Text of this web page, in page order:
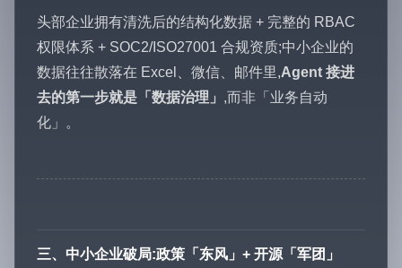
头部企业拥有清洗后的结构化数据 + 完整的 RBAC
权限体系 + SOC2/ISO27001 合规资质;中小企业的
数据往往散落在 Excel、微信、邮件里,Agent 接进
去的第一步就是「数据治理」 ,而非「业务自动
化」。
三、中小企业破局:政策「东风」+ 开源「军团」